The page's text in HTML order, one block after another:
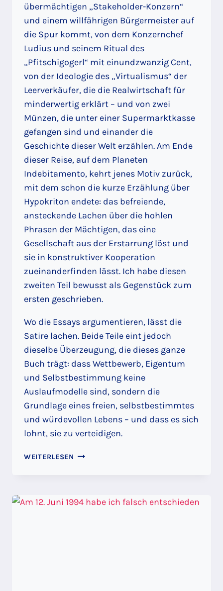
übermächtigen „Stakeholder-Konzern“
und einem willfährigen Bürgermeister auf
die Spur kommt, von dem Konzernchef
Ludius und seinem Ritual des
„Pfitschigogerl“ mit einundzwanzig Cent,
von der Ideologie des „Virtualismus“ der
Leerverkäufer, die die Realwirtschaft für
minderwertig erklärt – und von zwei
Münzen, die unter einer Supermarktkasse
gefangen sind und einander die
Geschichte dieser Welt erzählen. Am Ende
dieser Reise, auf dem Planeten
Indebitamento, kehrt jenes Motiv zurück,
mit dem schon die kurze Erzählung über
Hypokriton endete: das befreiende,
ansteckende Lachen über die hohlen
Phrasen der Mächtigen, das eine
Gesellschaft aus der Erstarrung löst und
sie in konstruktiver Kooperation
zueinanderfinden lässt. Ich habe diesen
zweiten Teil bewusst als Gegenstück zum
ersten geschrieben.
Wo die Essays argumentieren, lässt die
Satire lachen. Beide Teile eint jedoch
dieselbe Überzeugung, die dieses ganze
Buch trägt: dass Wettbewerb, Eigentum
und Selbstbestimmung keine
Auslaufmodelle sind, sondern die
Grundlage eines freien, selbstbestimmtes
und würdevollen Lebens – und dass es sich
lohnt, sie zu verteidigen.
WEITERLESEN WETTBEWERB
VERLIERER: